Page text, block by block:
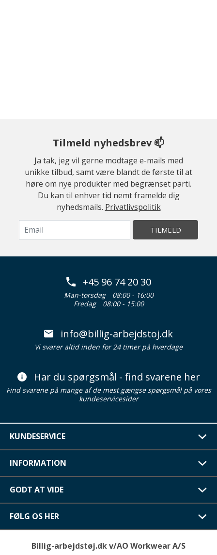
Tilmeld nyhedsbrev 📫
Ja tak, jeg vil gerne modtage e-mails med
unikke tilbud, samt være blandt de første til at
høre om nye produkter med begrænset parti.
Du kan til enhver tid nemt framelde dig
nyhedsmails. Privatlivspolitik
TILMELD
+45 96 74 20 30
Man-torsdag
08:00 - 16:00
Fredag
08:00 - 15:00
info@billig-arbejdstoj.dk
Vi svarer altid inden for 24 timer på hverdage
Har du spørgsmål - find svarene her
Find svarene på mange af de mest gængse spørgsmål på vores
kundeservicesider
KUNDESERVICE
INFORMATION
GODT AT VIDE
FØLG OS HER
Billig-arbejdstøj.dk v/AO Workwear A/S